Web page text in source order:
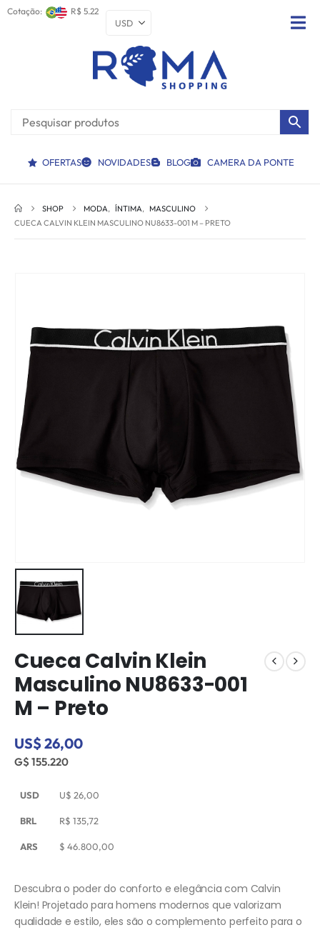
Cotação: R$ 5.22
OFERTAS NOVIDADES BLOG CAMERA DA PONTE
SHOP MODA, ÍNTIMA, MASCULINO
CUECA CALVIN KLEIN MASCULINO NU8633-001 M – PRETO
Cueca Calvin Klein
Masculino NU8633-001
M – Preto
US$ 26,00
G$ 155.220
USD U$ 26,00
BRL R$ 135,72
ARS $ 46.800,00
Descubra o poder do conforto e elegância com Calvin
Klein! Projetado para homens modernos que valorizam
qualidade e estilo, eles são o complemento perfeito para o